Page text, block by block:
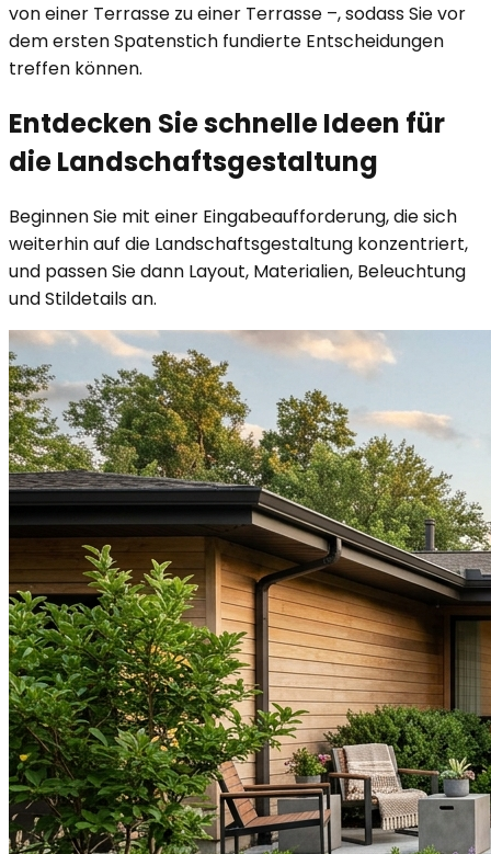
von einer Terrasse zu einer Terrasse –, sodass Sie vor
dem ersten Spatenstich fundierte Entscheidungen
treffen können.
Entdecken Sie schnelle Ideen für
die Landschaftsgestaltung
Beginnen Sie mit einer Eingabeaufforderung, die sich
weiterhin auf die Landschaftsgestaltung konzentriert,
und passen Sie dann Layout, Materialien, Beleuchtung
und Stildetails an.